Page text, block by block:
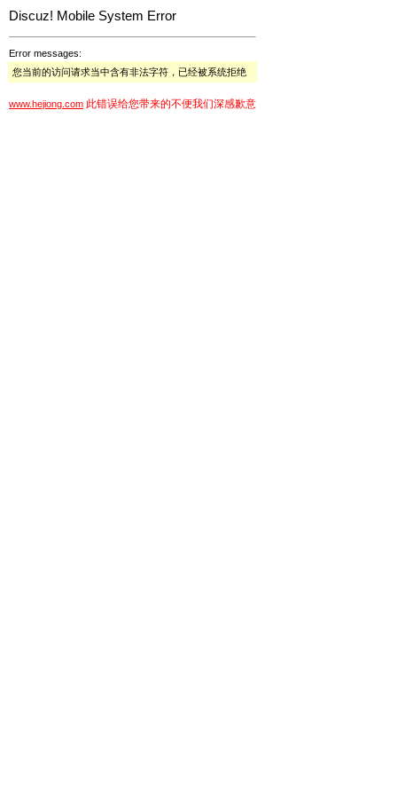
Discuz! Mobile System Error
Error messages:
您当前的访问请求当中含有非法字符，已经被系统拒绝
www.hejiong.com 此错误给您带来的不便我们深感歉意